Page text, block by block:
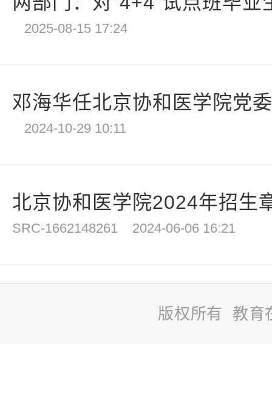
2025-08-15 17:24
邓海华任北京协和医学院党
2024-10-29 10:11
北京协和医学院2024年招生
SRC-1662148261 2024-06-06 16:21
版权所有 教育